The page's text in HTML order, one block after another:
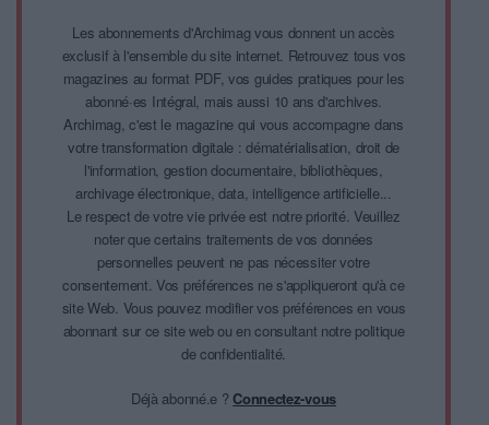
Les abonnements d'Archimag vous donnent un accès
exclusif à l'ensemble du site internet. Retrouvez tous vos
magazines au format PDF, vos guides pratiques pour les
abonné·es Intégral, mais aussi 10 ans d'archives.
Archimag, c'est le magazine qui vous accompagne dans
votre transformation digitale : dématérialisation, droit de
l'information, gestion documentaire, bibliothèques,
archivage électronique, data, intelligence artificielle...
Le respect de votre vie privée est notre priorité. Veuillez
noter que certains traitements de vos données
personnelles peuvent ne pas nécessiter votre
consentement. Vos préférences ne s'appliqueront qu'à ce
site Web. Vous pouvez modifier vos préférences en vous
abonnant sur ce site web ou en consultant notre politique
de confidentialité.
Déjà abonné.e ?Connectez-vous